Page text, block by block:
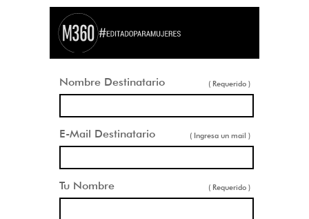
Nombre Destinatario ( Requerido )
E-Mail Destinatario ( Ingresa un mail )
Tu Nombre ( Requerido )